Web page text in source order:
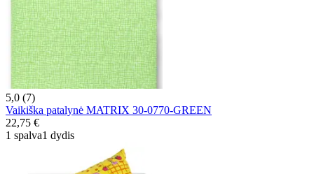
5,0 (7)
Vaikiška patalynė MATRIX 30-0770-GREEN
22,75 €
1 spalva1 dydis